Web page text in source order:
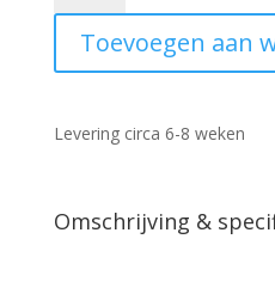
Hoogeveen
midden
eiken
159cm
Toevoegen aan
Levering circa 6-8 weken
Omschrijving &